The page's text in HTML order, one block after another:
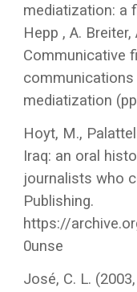
mediatization: a
Hepp , A. Breiter,
Communicative
mediatization
Hoyt, M.,
Iraq: an oral
journalists who
Publishing.
https://
0unse
José, C. L.